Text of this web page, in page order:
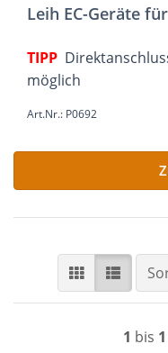
Leih EC-Geräte
TIPP
möglich
Art.Nr.: P0692
1 bis 1